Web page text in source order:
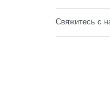
Свяжитесь с